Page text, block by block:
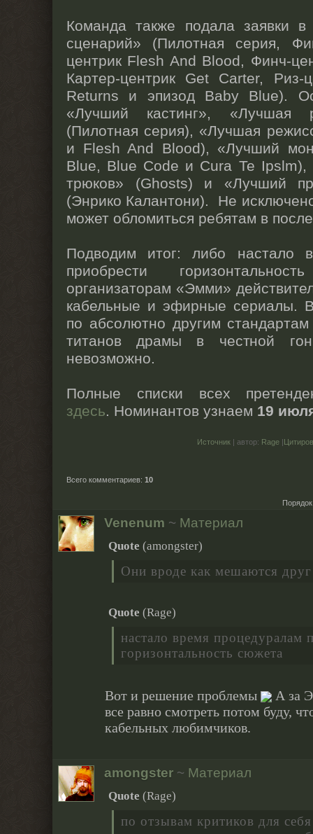
Команда также подала заявки
сценарий» (Пилотная серия,
центрик Flesh And Blood, Финч-
Картер-центрик Get Carter, Риз-
Returns и эпизод Baby Blue).
«Лучший кастинг», «Лучшая
(Пилотная серия), «Лучшая
и Flesh And Blood), «Лучший
Blue, Blue Code и Cura Te Ipslm),
трюков» (Ghosts) и «Лучший
(Энрико Калантони). Не
может обломиться ребятам в
Подводим итог: либо настало
приобрести
организаторам «Эмми»
кабельные и эфирные сериалы.
по абсолютно другим
титанов драмы в честной
невозможно.
Полные списки всех
здесь. Номинантов узнаем 19
Источник | автор: Rage |
Всего комментариев: 10
Venenum ~ Материал
Quote (amongster)
Они вроде как мешаются
Quote (Rage)
настало время процедуралам
горизонтальность сюжета
Вот и решение проблемы
А за
все равно смотреть потом буду,
кабельных любимчиков.
amongster ~ Материал
Quote (Rage)
по отзывам критиков для